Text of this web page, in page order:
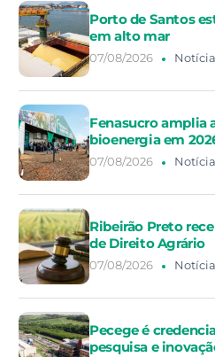
Porto de Santos
em alto mar
07/08/2026
Fenasucro amplia
bioenergia em
07/08/2026
Ribeirão Preto
de Direito Agrário
07/08/2026
Pecege é
pesquisa e